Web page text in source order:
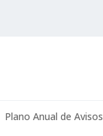
Plano Anual de Avisos